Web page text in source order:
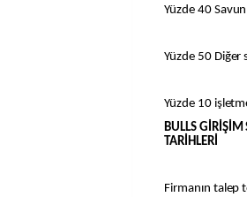
Yüzde 40
Yüzde 50 Diğer
Yüzde 10
BULLS GİRİŞİM
TARİHLERİ
Firmanın talep